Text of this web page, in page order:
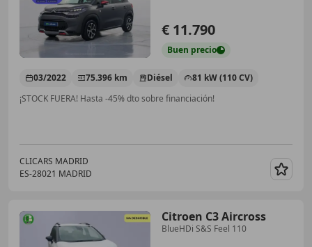
€ 11.790
Buen precio
03/2022 75.396 km Diésel
81 kW (110 CV)
¡STOCK FUERA! Hasta -45% dto sobre financiación!
CLICARS MADRID
ES-28021 MADRID
Citroen C3 Aircross
BlueHDi S&S Feel 110